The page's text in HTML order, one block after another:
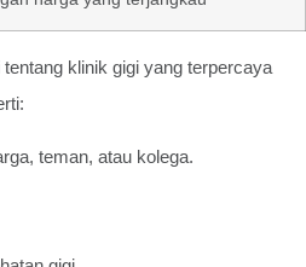
klinik gigi yang terpercaya
teman, atau kolega.